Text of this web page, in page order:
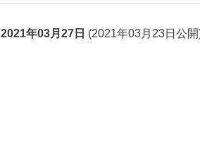
2021年03月27日 (2021年03月23日 公